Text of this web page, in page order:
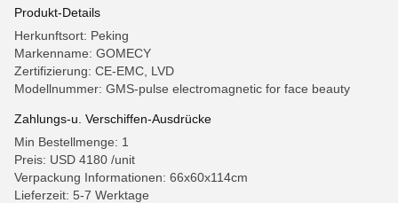
Produkt-Details
Herkunftsort: Peking
Markenname: GOMECY
Zertifizierung: CE-EMC, LVD
Modellnummer: GMS-pulse electromagnetic for face beauty
Zahlungs-u. Verschiffen-Ausdrücke
Min Bestellmenge: 1
Preis: USD 4180 /unit
Verpackung Informationen: 66x60x114cm
Lieferzeit: 5-7 Werktage